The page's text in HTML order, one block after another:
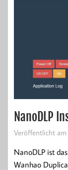
NanoDLP
Veröffentlicht am
NanoDLP ist
Wanhao